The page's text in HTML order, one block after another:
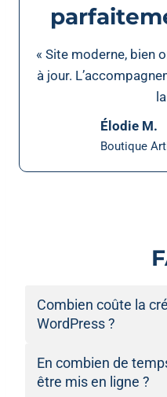
« Site moderne, bien
à jour.
Élodie M.
Boutique
Combien coûte la
WordPress ?
En combien de
être mis en ligne ?